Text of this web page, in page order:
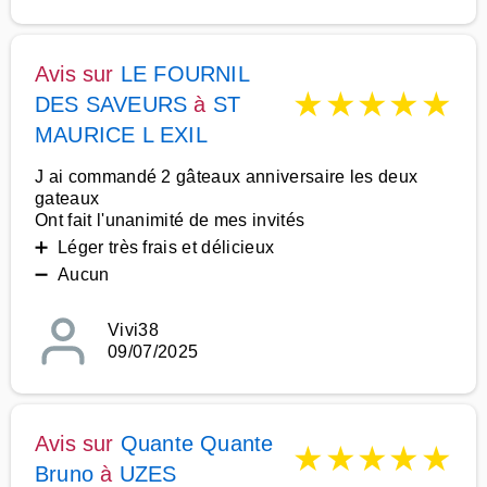
Avis sur LE FOURNIL
DES SAVEURS à ST
MAURICE L EXIL
★★★★★
J ai commandé 2 gâteaux anniversaire les deux
gateaux
Ont fait l'unanimité de mes invités
➕ Léger très frais et délicieux
➖ Aucun
Vivi38
09/07/2025
Avis sur Quante Quante
Bruno à UZES ★★★★★